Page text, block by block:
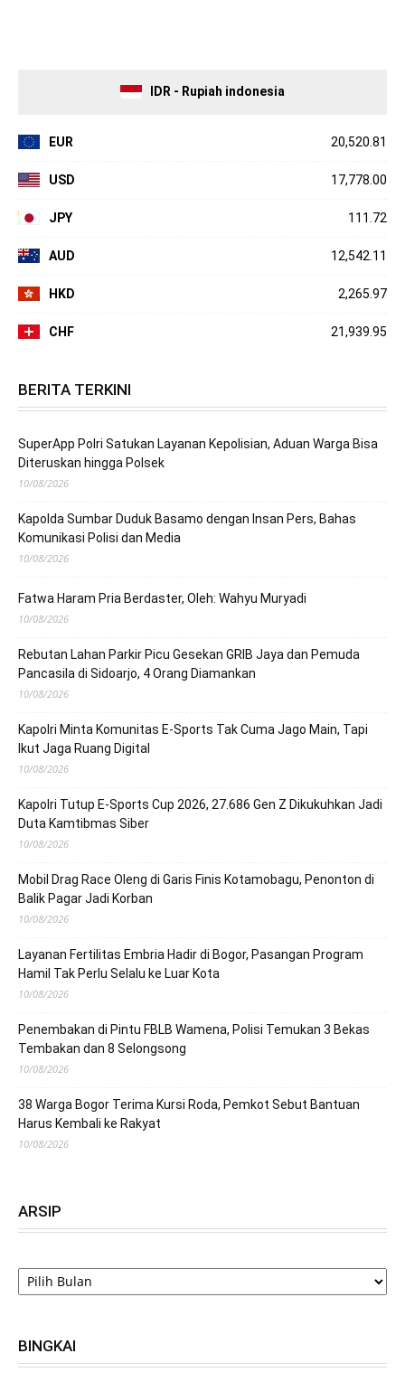
IDR - Rupiah indonesia
EUR 20,520.81
USD 17,778.00
JPY 111.72
AUD 12,542.11
HKD 2,265.97
CHF 21,939.95
BERITA TERKINI
SuperApp Polri Satukan Layanan Kepolisian, Aduan Warga Bisa
Diteruskan hingga Polsek
10/08/2026
Kapolda Sumbar Duduk Basamo dengan Insan Pers, Bahas
Komunikasi Polisi dan Media
10/08/2026
Fatwa Haram Pria Berdaster, Oleh: Wahyu Muryadi
10/08/2026
Rebutan Lahan Parkir Picu Gesekan GRIB Jaya dan Pemuda
Pancasila di Sidoarjo, 4 Orang Diamankan
10/08/2026
Kapolri Minta Komunitas E-Sports Tak Cuma Jago Main, Tapi
Ikut Jaga Ruang Digital
10/08/2026
Kapolri Tutup E-Sports Cup 2026, 27.686 Gen Z Dikukuhkan Jadi
Duta Kamtibmas Siber
10/08/2026
Mobil Drag Race Oleng di Garis Finis Kotamobagu, Penonton di
Balik Pagar Jadi Korban
10/08/2026
Layanan Fertilitas Embria Hadir di Bogor, Pasangan Program
Hamil Tak Perlu Selalu ke Luar Kota
10/08/2026
Penembakan di Pintu FBLB Wamena, Polisi Temukan 3 Bekas
Tembakan dan 8 Selongsong
10/08/2026
38 Warga Bogor Terima Kursi Roda, Pemkot Sebut Bantuan
Harus Kembali ke Rakyat
10/08/2026
ARSIP
ARSIP
BINGKAI